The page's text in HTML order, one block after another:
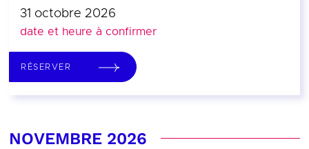
31 octobre 2026
date et heure à confirmer
RÉSERVER
NOVEMBRE 2026